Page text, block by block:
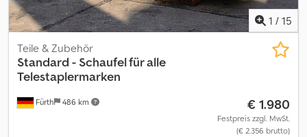
1 / 15
Fürth 486 km
Teile & Zubehör
Standard - Schaufel für alle
Telestaplermarken
€ 1.980
Festpreis zzgl. MwSt.
(€ 2.356 brutto)